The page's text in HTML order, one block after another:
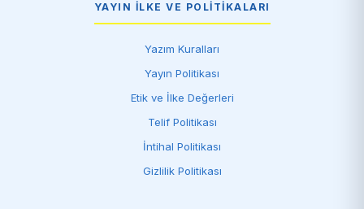
YAYIN İLKE VE POLITIKALARI
Yazım Kuralları
Yayın Politikası
Etik ve İlke Değerleri
Telif Politikası
İntihal Politikası
Gizlilik Politikası